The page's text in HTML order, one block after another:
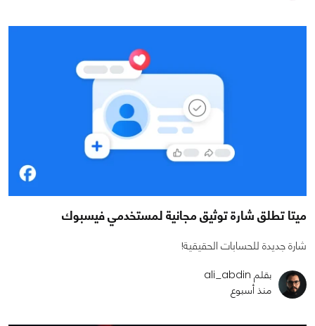
ميتا تطلق شارة توثيق مجانية لمستخدمي فيسبوك
شارة جديدة للحسابات الحقيقية!
بقلم ali_abdin
منذ أسبوع